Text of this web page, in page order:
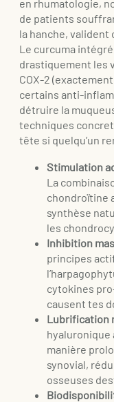
en rhumatologie,
de patients
la hanche, valident
Le curcuma
drastiquement les
COX-2
certains anti-
détruire la
techniques
tête si quelqu’un
Stimulation
La
chondroïtine
synthèse
les
Inhibition
principes
cytokines
causent tes
Lubrification
hyaluronique
manière
synovial,
osseuses